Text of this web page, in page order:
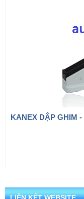
KANEX DẬP GHIM -
LIÊN KẾT WEBSITE